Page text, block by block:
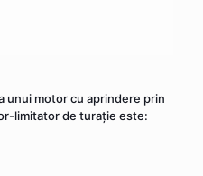
unui motor cu aprindere prin
limitator de turație este: